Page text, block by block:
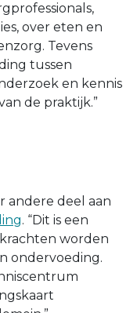
over eten en
Tevens
tussen
en kennis
de praktijk.”
andere deel aan
. “Dit is een
worden
ondervoeding.